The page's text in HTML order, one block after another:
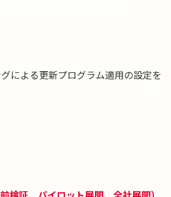
による更新プログラム適用の設定を